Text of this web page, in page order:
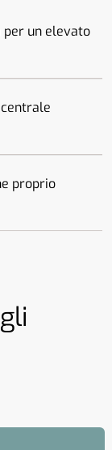
un elevato
proprio